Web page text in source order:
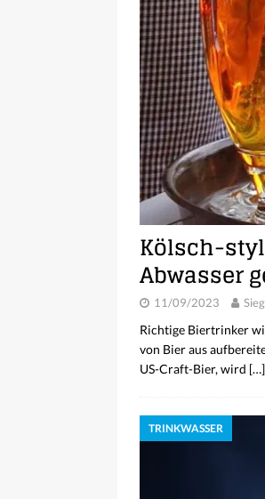
Kölsch-
Abwasser
11/09/2023
Richtige Biertrinker
von Bier aus
US-Craft-Bier, wird […]
TRINKWASSER